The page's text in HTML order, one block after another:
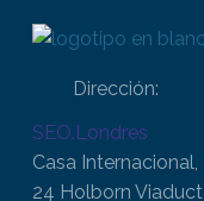
Dirección:
SEO.Londres
Casa Internacional,
24 Holborn